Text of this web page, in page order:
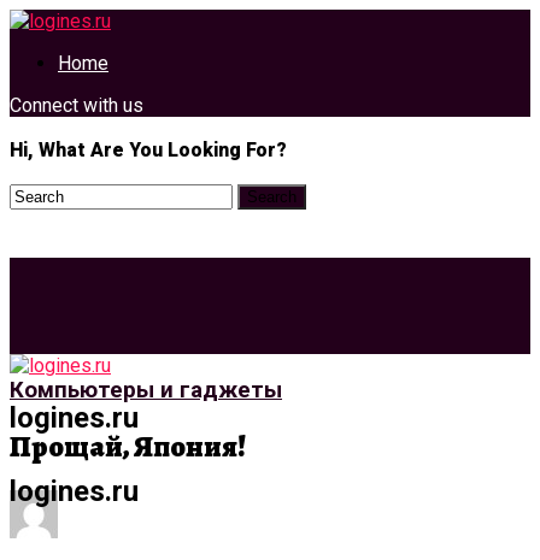
Home
Connect with us
Hi, What Are You Looking For?
logines.ru
logines.ru
Компьютеры и гаджеты
Прощай, Япония!